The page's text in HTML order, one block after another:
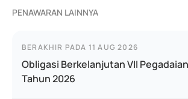
PENAWARAN LAINNYA
BERAKHIR PADA 11 AUG 2026
Obligasi Berkelanjutan VII
Tahun 2026